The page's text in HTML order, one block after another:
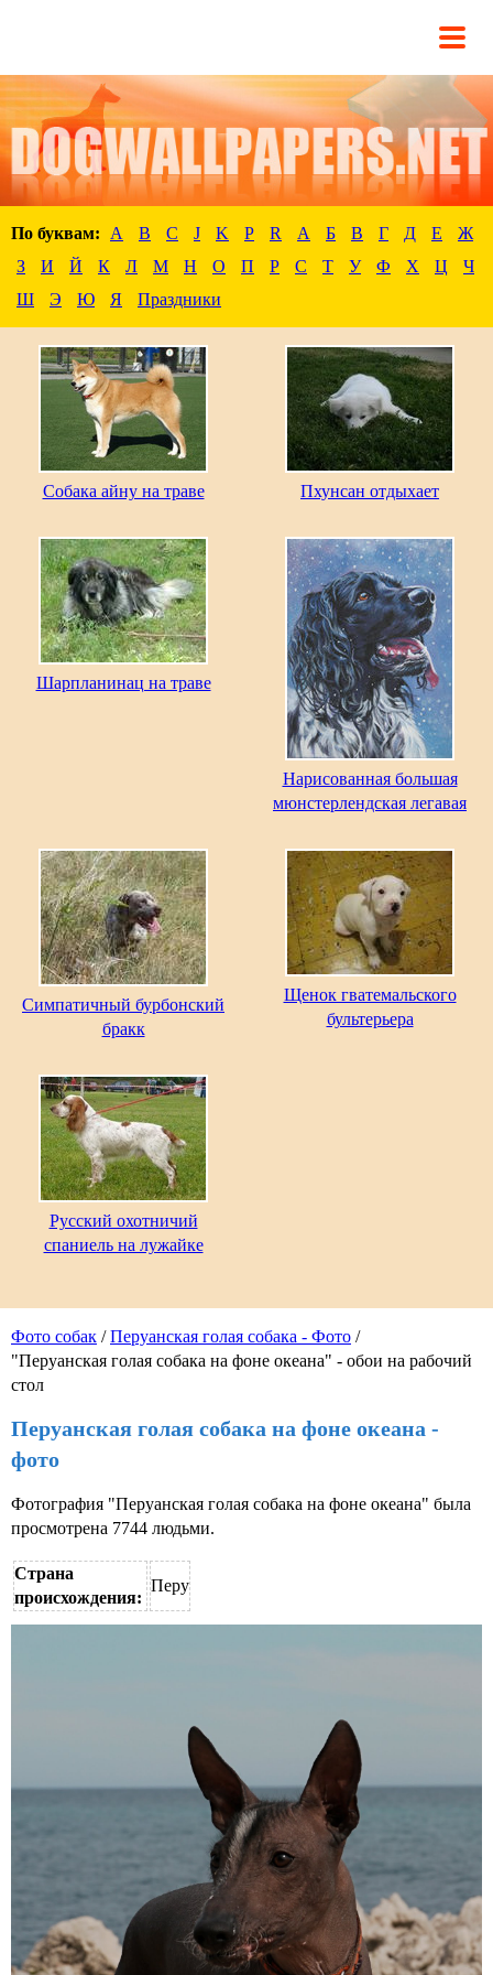
По буквам: A B C J K P R А Б В Г Д Е
Ж
З
И Й К Л М Н О П Р С Т У Ф Х Ц
Ч
Ш
Э Ю Я Праздники
Фото собак /Перуанская голая собака - Фото /
"Перуанская голая собака на фоне океана" - обои на рабочий
стол
Перуанская голая собака на фоне океана -
фото
Фотография "Перуанская голая собака на фоне океана" была
просмотрена 7744 людьми.
Страна
происхождения:
Перу
Собака айну на траве Пхунсан отдыхает
Шарпланинац на траве
Нарисованная большая
мюнстерлендская легавая
Симпатичный бурбонский
бракк
Щенок гватемальского
бультерьера
Русский охотничий
спаниель на лужайке